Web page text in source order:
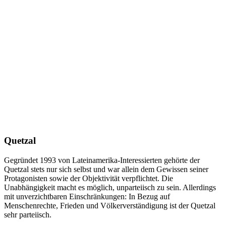
Quetzal
Gegründet 1993 von Lateinamerika-Interessierten gehörte der
Quetzal stets nur sich selbst und war allein dem Gewissen seiner
Protagonisten sowie der Objektivität verpflichtet. Die
Unabhängigkeit macht es möglich, unparteiisch zu sein. Allerdings
mit unverzichtbaren Einschränkungen: In Bezug auf
Menschenrechte, Frieden und Völkerverständigung ist der Quetzal
sehr parteiisch.